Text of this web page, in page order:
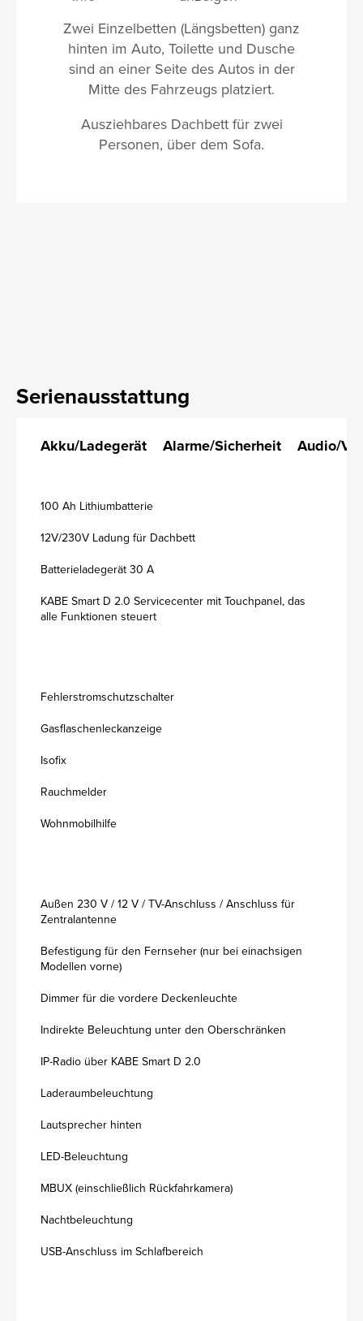
Zwei Einzelbetten (Längsbetten) ganz
hinten im Auto, Toilette und Dusche
sind an einer Seite des Autos in der
Mitte des Fahrzeugs platziert.
Ausziehbares Dachbett für zwei
Personen, über dem Sofa.
Serienausstattung
Akku/Ladegerät Alarme/Sicherheit Audio/
100 Ah Lithiumbatterie
12V/230V Ladung für Dachbett
Batterieladegerät 30 A
KABE Smart D 2.0 Servicecenter mit Touchpanel, das
alle Funktionen steuert
Fehlerstromschutzschalter
Gasflaschenleckanzeige
Isofix
Rauchmelder
Wohnmobilhilfe
Außen 230 V / 12 V / TV-Anschluss / Anschluss für
Zentralantenne
Befestigung für den Fernseher (nur bei einachsigen
Modellen vorne)
Dimmer für die vordere Deckenleuchte
Indirekte Beleuchtung unter den Oberschränken
IP-Radio über KABE Smart D 2.0
Laderaumbeleuchtung
Lautsprecher hinten
LED-Beleuchtung
MBUX (einschließlich Rückfahrkamera)
Nachtbeleuchtung
USB-Anschluss im Schlafbereich